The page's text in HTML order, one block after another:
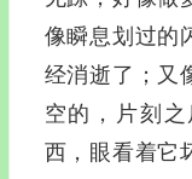
像瞬息划过的
经消逝了；又
空的，片刻
西，眼看着它